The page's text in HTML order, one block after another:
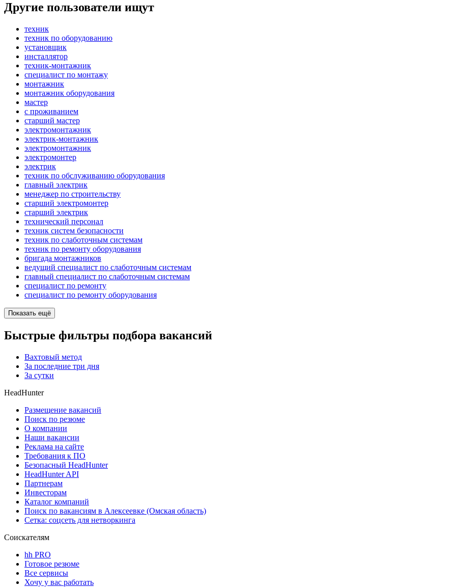
Другие пользователи ищут
техник
техник по оборудованию
установщик
инсталлятор
техник-монтажник
специалист по монтажу
монтажник
монтажник оборудования
мастер
с проживанием
старший мастер
электромонтажник
электрик-монтажник
электромонтажник
электромонтер
электрик
техник по обслуживанию оборудования
главный электрик
менеджер по строительству
старший электромонтер
старший электрик
технический персонал
техник систем безопасности
техник по слаботочным системам
техник по ремонту оборудования
бригада монтажников
ведущий специалист по слаботочным системам
главный специалист по слаботочным системам
специалист по ремонту
специалист по ремонту оборудования
Показать ещё
Быстрые фильтры подбора вакансий
Вахтовый метод
За последние три дня
За сутки
HeadHunter
Размещение вакансий
Поиск по резюме
О компании
Наши вакансии
Реклама на сайте
Требования к ПО
Безопасный HeadHunter
HeadHunter API
Партнерам
Инвесторам
Каталог компаний
Поиск по вакансиям в Алексеевке (Омская область)
Сетка: соцсеть для нетворкинга
Соискателям
hh PRO
Готовое резюме
Все сервисы
Хочу у вас работать